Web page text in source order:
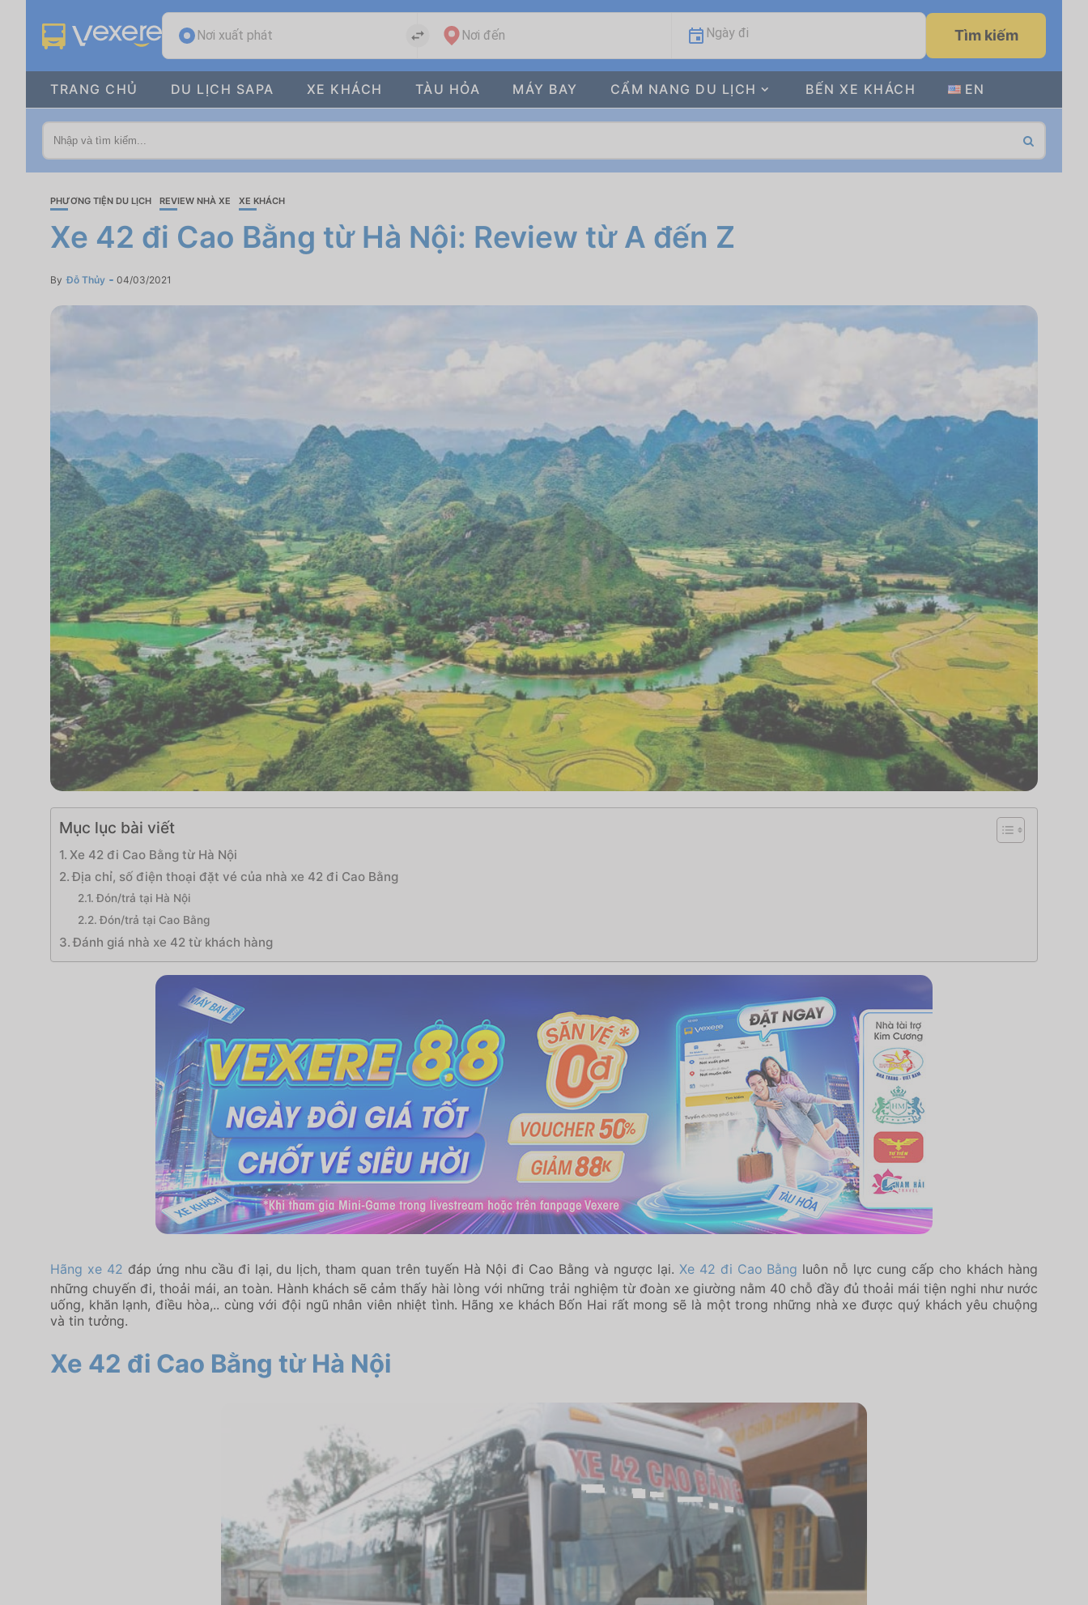
Nơi xuất phát Nơi đến Ngày đi Tìm kiếm
TRANG CHỦ DU LỊCH SAPA XE KHÁCH TÀU HỎA MÁY BAY CẨM NANG DU LỊCH BẾN XE KHÁCH EN
PHƯƠNG TIỆN DU LỊCH REVIEW NHÀ XE XE KHÁCH
Xe 42 đi Cao Bằng từ Hà Nội: Review từ A đến Z
By Đỗ Thủy 04/03/2021
Mục lục bài viết
Xe 42 đi Cao Bằng từ Hà Nội
Địa chỉ, số điện thoại đặt vé của nhà xe 42 đi Cao Bằng
Đón/trả tại Hà Nội
Đón/trả tại Cao Bằng
Đánh giá nhà xe 42 từ khách hàng
Hãng xe 42 đáp ứng nhu cầu đi lại, du lịch, tham quan trên tuyến Hà Nội đi Cao Bằng và ngược lại. Xe 42 đi Cao Bằng luôn nỗ lực cung cấp cho khách hàng
những chuyến đi, thoải mái, an toàn. Hành khách sẽ cảm thấy hài lòng với những trải nghiệm từ đoàn xe giường nằm 40 chỗ đầy đủ thoải mái tiện nghi như nước
uống, khăn lạnh, điều hòa,.. cùng với đội ngũ nhân viên nhiệt tình. Hãng xe khách Bốn Hai rất mong sẽ là một trong những nhà xe được quý khách yêu chuộng
và tin tưởng.
Xe 42 đi Cao Bằng từ Hà Nội